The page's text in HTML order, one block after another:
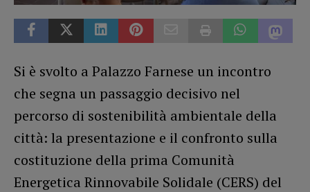
Si è svolto a Palazzo Farnese un incontro
che segna un passaggio decisivo nel
percorso di sostenibilità ambientale della
città: la presentazione e il confronto sulla
costituzione della prima Comunità
Energetica Rinnovabile Solidale (CERS) del